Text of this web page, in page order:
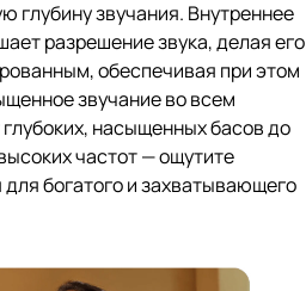
глубину звучания. Внутреннее
разрешение звука, делая его
обеспечивая при этом
звучание во всем
насыщенных басов до
частот — ощутите
богатого и захватывающего